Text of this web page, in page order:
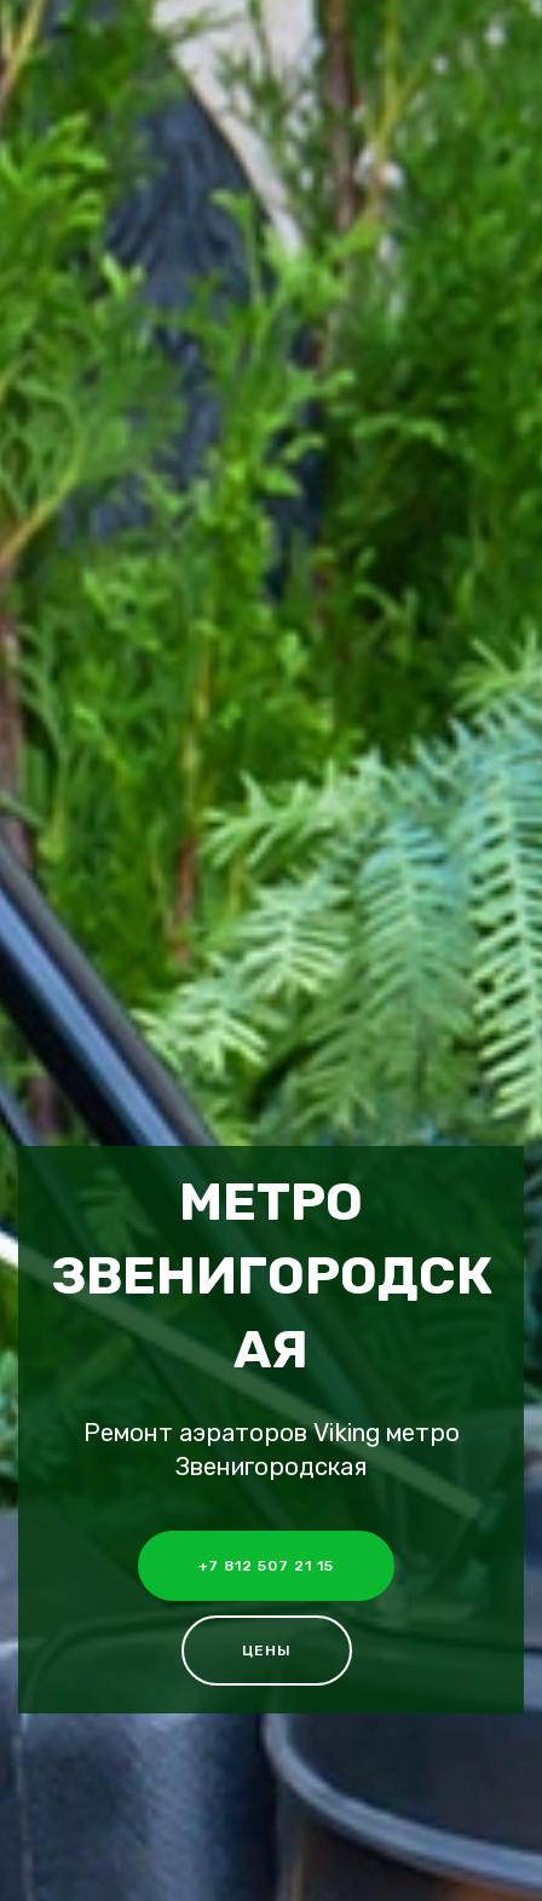
МЕТРО
ЗВЕНИГОРОДСК
АЯ
Ремонт аэраторов Viking метро
Звенигородская
+7 812 507 21 15
ЦЕНЫ